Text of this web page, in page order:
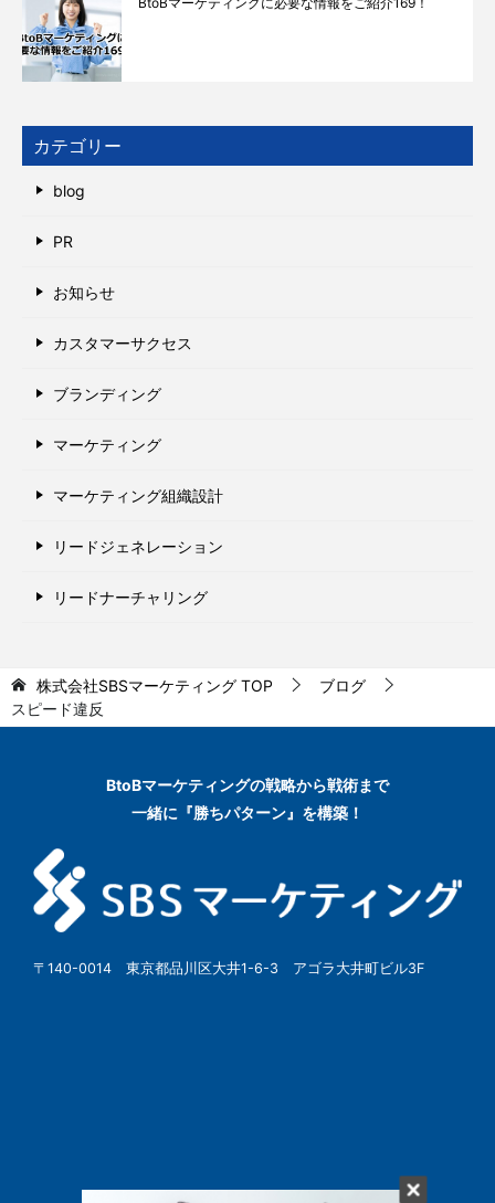
カテゴリー
blog
PR
お知らせ
カスタマーサクセス
ブランディング
マーケティング
マーケティング組織設計
リードジェネレーション
リードナーチャリング
株式会社SBSマーケティング TOP
ブログ
スピード違反
BtoBマーケティングの戦略から戦術まで
一緒に『勝ちパターン』を構築！
〒140-0014 東京都品川区大井1-6-3 アゴラ大井町ビル3F